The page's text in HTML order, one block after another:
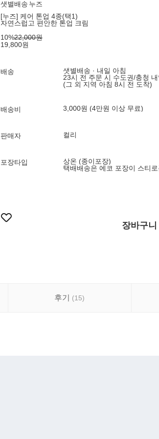
샛별배송 누즈
[누즈] 케어 톤업 4종(택1)
자연스럽고 편안한 톤업 크림
10%22,000원
19,800원
배송
샛별배송 · 내일 아침
23시 전 주문 시 수도권/충청
(그 외 지역 아침 8시 전 도착)
배송비 3,000원 (4만원 이상 무료)
판매자 컬리
포장타입
상온 (종이포장)
택배배송은 에코 포장이 스티
장바구니
후기 (15)